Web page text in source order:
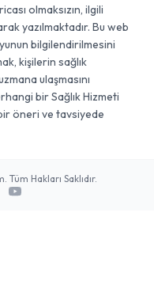
olmaksızın, ilgili
yazılmaktadır. Bu web
bilgilendirilmesini
kişilerin sağlık
ulaşmasını
bir Sağlık Hizmeti
öneri ve tavsiyede
Hakları Saklıdır.